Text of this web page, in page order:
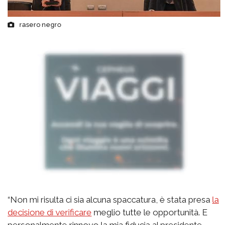
rasero negro
“Non mi risulta ci sia alcuna spaccatura, è stata presa la
decisione di verificare meglio tutte le opportunità. E